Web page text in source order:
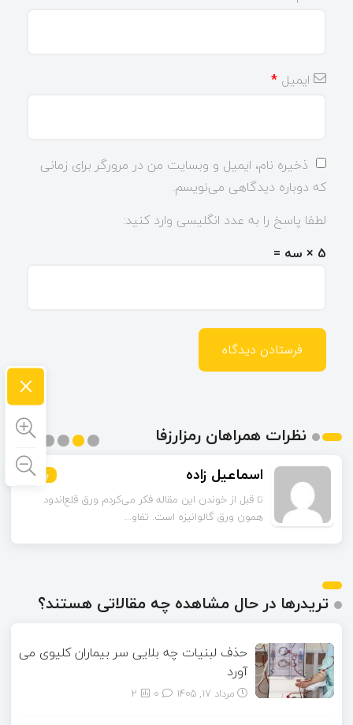
ایمیل *
ذخیره نام، ایمیل و وبسایت من در مرورگر برای زمانی
که دوباره دیدگاهی می‌نویسم.
لطفا پاسخ را به عدد انگلیسی وارد کنید:
5 × سه =
نظرات همراهان رمزارزفا
بیشتر اسماعیل زاده بیشتر
تا قبل از خوندن این مقاله فکر می‌کردم ورق قلع‌اندود
همون ورق گالوانیزه است. تفاو...
بیشتر
بیشتر
بیشتر
بیشتر
تریدرها در حال مشاهده چه مقالاتی هستند؟
حذف لبنیات چه بلایی سر بیماران کلیوی می
آورد
مرداد ۱۷, ۱۴۰۵ 2
×